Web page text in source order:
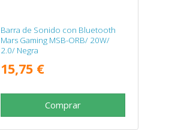
Barra de Sonido con Bluetooth
Mars Gaming MSB-ORB/ 20W/
2.0/ Negra
15,75 €
Comprar